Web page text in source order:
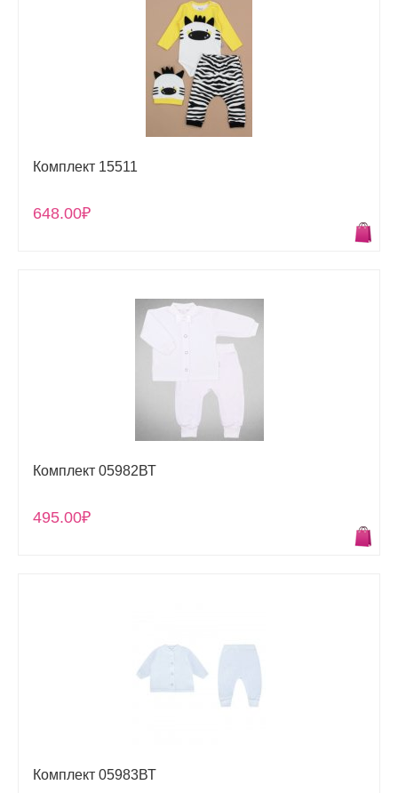
Комплект 15511
648.00₽
Комплект 05982ВТ
495.00₽
Комплект 05983ВТ